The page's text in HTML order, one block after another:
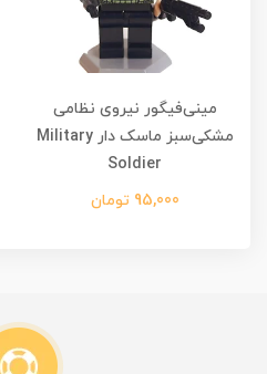
مینی‌فیگور نیروی نظامی
مشکی‌سبز ماسک دار Military
Soldier
95,000 تومان